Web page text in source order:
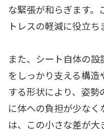
な緊張が和らぎます。
トレスの軽減に役立ち
また、シート自体の
をしっかり支える構造
する形状により、姿
に体への負担が少な
は、この小さな差が